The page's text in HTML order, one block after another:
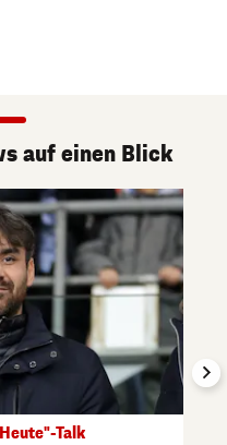
auf einen Blick
Talk